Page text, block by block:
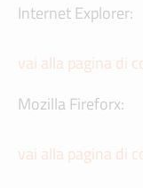
Internet Explorer:
vai alla pagina di
Mozilla Fireforx:
vai alla pagina di